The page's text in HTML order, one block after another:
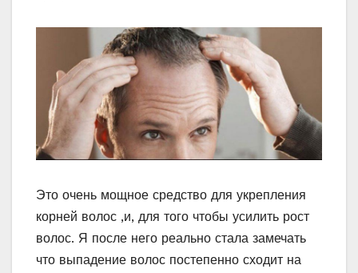
Это очень мощное средство для укрепления
корней волос ,и, для того чтобы усилить рост
волос. Я после него реально стала замечать
что выпадение волос постепенно сходит на